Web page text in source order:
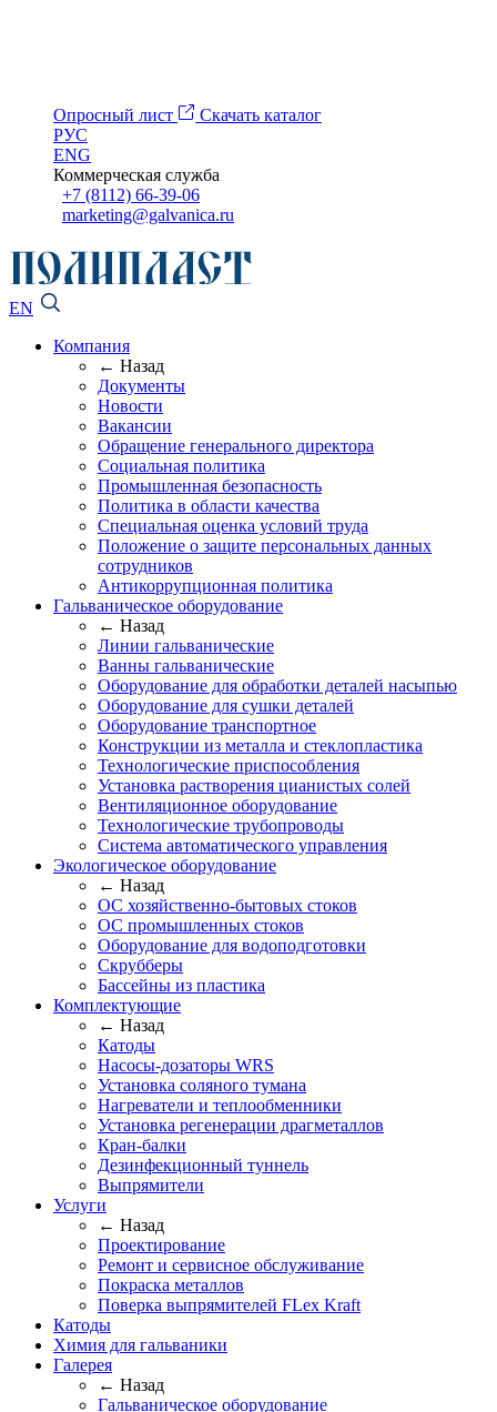
Опросный лист
Скачать каталог
РУС
ENG
Коммерческая служба
+7 (8112) 66-39-06
marketing@galvanica.ru
EN
Компания
← Назад
Документы
Новости
Вакансии
Обращение генерального директора
Социальная политика
Промышленная безопасность
Политика в области качества
Специальная оценка условий труда
Положение о защите персональных данных
сотрудников
Антикоррупционная политика
Гальваническое оборудование
← Назад
Линии гальванические
Ванны гальванические
Оборудование для обработки деталей насыпью
Оборудование для сушки деталей
Оборудование транспортное
Конструкции из металла и стеклопластика
Технологические приспособления
Установка растворения цианистых солей
Вентиляционное оборудование
Технологические трубопроводы
Система автоматического управления
Экологическое оборудование
← Назад
ОС хозяйственно-бытовых стоков
ОС промышленных стоков
Оборудование для водоподготовки
Скрубберы
Бассейны из пластика
Комплектующие
← Назад
Катоды
Насосы-дозаторы WRS
Установка соляного тумана
Нагреватели и теплообменники
Установка регенерации драгметаллов
Кран-балки
Дезинфекционный туннель
Выпрямители
Услуги
← Назад
Проектирование
Ремонт и сервисное обслуживание
Покраска металлов
Поверка выпрямителей FLex Kraft
Катоды
Химия для гальваники
Галерея
← Назад
Гальваническое оборудование